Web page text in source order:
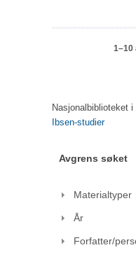
1–10
Nasjonalbiblioteket
Ibsen-studier
Avgrens søket
Materialtyper
År
Forfatter/